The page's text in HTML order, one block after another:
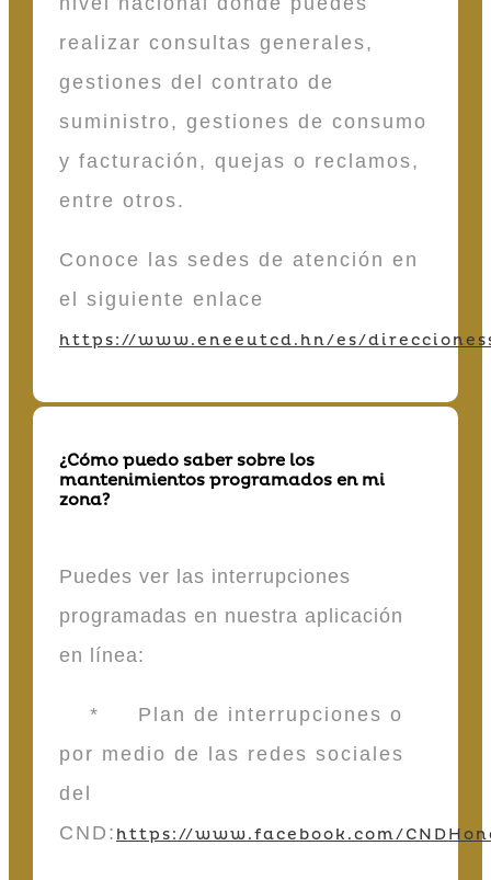
realizar consultas generales,
gestiones del contrato de
suministro, gestiones de consumo
y facturación, quejas o reclamos,
entre otros.
Conoce las sedes de atención en
el siguiente enlace
https://www.eneeutcd.hn/es/
¿Cómo puedo saber sobre los
mantenimientos programados en mi
zona?
Puedes ver las interrupciones
programadas en nuestra aplicación
en línea:
* Plan de interrupciones o
por medio de las redes sociales
del
CND: https://www.facebook.com/